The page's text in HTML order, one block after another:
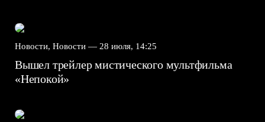
Новости, Новости — 28 июля, 14:25
Вышел трейлер мистического мультфильма
«Непокой»